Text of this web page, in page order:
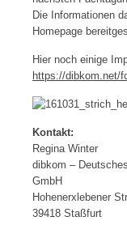
Die Informationen
Homepage
Hier noch einige
https://dibkom.net/
Kontakt:
Regina Winter
dibkom –
GmbH
Hohenerxlebener
39418 Staßfurt